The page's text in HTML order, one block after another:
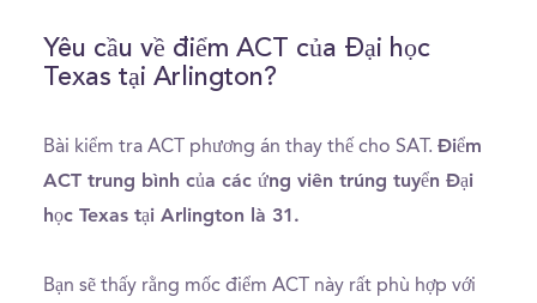
Yêu cầu về điểm ACT của Đại học
Texas tại Arlington?
Bài kiểm tra ACT phương án thay thế cho SAT. Điểm
ACT trung bình của các ứng viên trúng tuyển Đại
học Texas tại Arlington là 31.
Bạn sẽ thấy rằng mốc điểm ACT này rất phù hợp với